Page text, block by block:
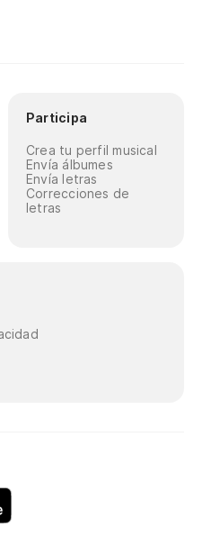
Participa
Crea tu perfil musical
Envía álbumes
Envía letras
Correcciones de
letras